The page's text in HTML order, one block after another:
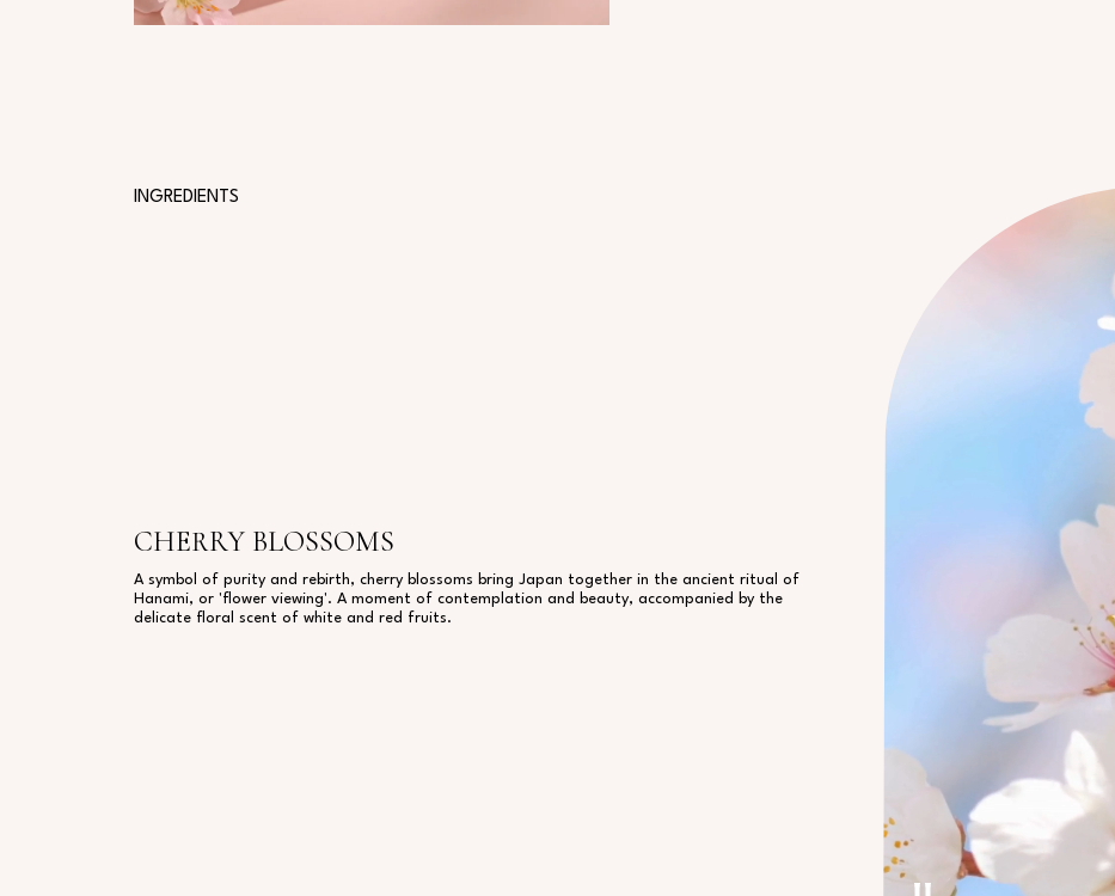
INGREDIENTS
CHERRY BLOSSOMS
A symbol of purity and rebirth, cherry blossoms bring Japan together in the ancient ritual of
Hanami, or 'flower viewing'. A moment of contemplation and beauty, accompanied by the
delicate floral scent of white and red fruits.